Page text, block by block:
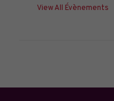
View All Évènements